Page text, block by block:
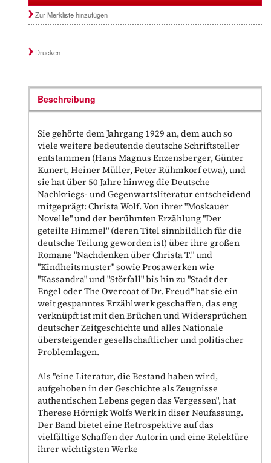
Zur Merkliste hinzufügen
Drucken
Beschreibung
Sie gehörte dem Jahrgang 1929 an, dem auch so
viele weitere bedeutende deutsche Schriftsteller
entstammen (Hans Magnus Enzensberger, Günter
Kunert, Heiner Müller, Peter Rühmkorf etwa), und
sie hat über 50 Jahre hinweg die Deutsche
Nachkriegs- und Gegenwartsliteratur entscheidend
mitgeprägt: Christa Wolf. Von ihrer "Moskauer
Novelle" und der berühmten Erzählung "Der
geteilte Himmel" (deren Titel sinnbildlich für die
deutsche Teilung geworden ist) über ihre großen
Romane "Nachdenken über Christa T." und
"Kindheitsmuster" sowie Prosawerken wie
"Kassandra" und "Störfall" bis hin zu "Stadt der
Engel oder The Overcoat of Dr. Freud" hat sie ein
weit gespanntes Erzählwerk geschaffen, das eng
verknüpft ist mit den Brüchen und Widersprüchen
deutscher Zeitgeschichte und alles Nationale
übersteigender gesellschaftlicher und politischer
Problemlagen.
Als "eine Literatur, die Bestand haben wird,
aufgehoben in der Geschichte als Zeugnisse
authentischen Lebens gegen das Vergessen", hat
Therese Hörnigk Wolfs Werk in diser Neufassung.
Der Band bietet eine Retrospektive auf das
vielfältige Schaffen der Autorin und eine Relektüre
ihrer wichtigsten Werke